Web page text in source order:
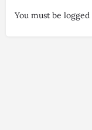
You must be logged